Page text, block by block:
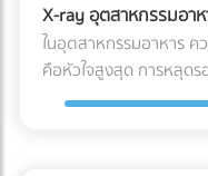
เหมางานโยธาระบายน้ำ
เฟสที่ 1: การสำรวจและ
วิศวกรทำการสำรวจแผ
เพื่อหาจุดต่ำสุดของพื้นที่
ธรรมชาติ เฟสที่ 2: การ
X-ray อุตสาหกรรมอา
ในอุตสาหกรรมอาหาร
คือหัวใจสูงสุด การหลุดร
ชิ้นเล็กๆ เพียงชิ้นเดียว